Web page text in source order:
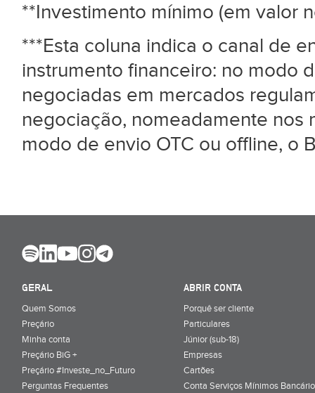
**Investimento mínimo (em valor
***Esta coluna indica o canal de
instrumento financeiro: no modo
negociadas em mercados
negociação, nomeadamente nos
modo de envio OTC ou offline, o
GERAL
Quem Somos
Preçário
Minha conta
Preçário BiG +
Preçário #Investe_no_Futuro
Perguntas Frequentes
ABRIR CONTA
Porquê ser cliente
Particulares
Júnior (sub-18)
Empresas
Cartões
Conta Serviços Mínimos